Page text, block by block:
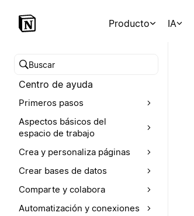
Producto IA
Buscar en el Centro de ayuda
Centro de ayuda
Primeros pasos
Aspectos básicos del
espacio de trabajo
Crea y personaliza páginas
Crear bases de datos
Comparte y colabora
Automatización y conexiones